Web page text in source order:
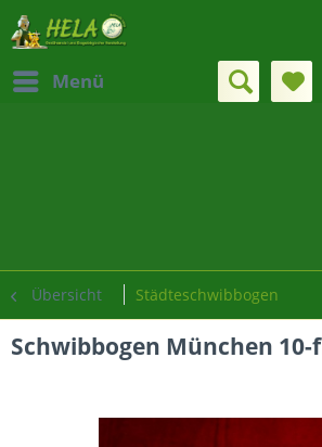
Menü
Übersicht Städteschwibbogen
Schwibbogen München